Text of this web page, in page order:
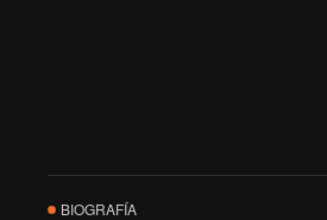
BIOGRAFÍA